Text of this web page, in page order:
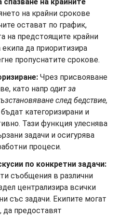
на крайни срокове
остават по график,
на предстоящите крайни
да приоритизира
пропуснатите срокове.
Чрез присвояване
като напр одит за
след бедствие,
категоризирани и
Тази функция улеснява
задачи и осигурява
процеси.
по конкретни задачи:
съобщения в различни
централизира всички
със задачи. Екипите могат
да предоставят